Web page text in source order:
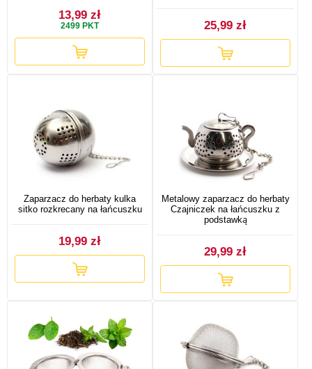
13,99 zł
2499 PKT 25,99 zł
Zaparzacz do herbaty kulka
sitko rozkrecany na łańcuszku
19,99 zł
Metalowy zaparzacz do herbaty
Czajniczek na łańcuszku z
podstawką
29,99 zł